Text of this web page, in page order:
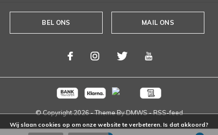
BEL ONS MAIL ONS
© Copyright2026- Theme ByDMWS-RSS-feed
Wij slaan cookies op om onze website te verbeteren. Is dat akkoord?